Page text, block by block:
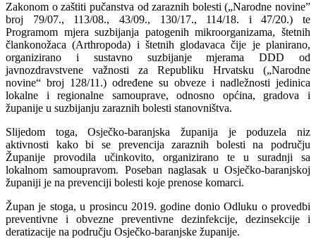
Zakonom o zaštiti pučanstva od zaraznih bolesti („Narodne novine”
broj 79/07., 113/08., 43/09., 130/17., 114/18. i 47/20.) te
Programom mjera suzbijanja patogenih mikroorganizama, štetnih
člankonožaca (Arthropoda) i štetnih glodavaca čije je planirano,
organizirano i sustavno suzbijanje mjerama DDD od
javnozdravstvene važnosti za Republiku Hrvatsku („Narodne
novine“ broj 128/11.) određene su obveze i nadležnosti jedinica
lokalne i regionalne samouprave, odnosno općina, gradova i
županije u suzbijanju zaraznih bolesti stanovništva.
Slijedom toga, Osječko-baranjska županija je poduzela niz
aktivnosti kako bi se prevencija zaraznih bolesti na području
Županije provodila učinkovito, organizirano te u suradnji sa
lokalnom samoupravom. Poseban naglasak u Osječko-baranjskoj
županiji je na prevenciji bolesti koje prenose komarci.
Župan je stoga, u prosincu 2019. godine donio Odluku o provedbi
preventivne i obvezne preventivne dezinfekcije, dezinsekcije i
deratizacije na području Osječko-baranjske županije.